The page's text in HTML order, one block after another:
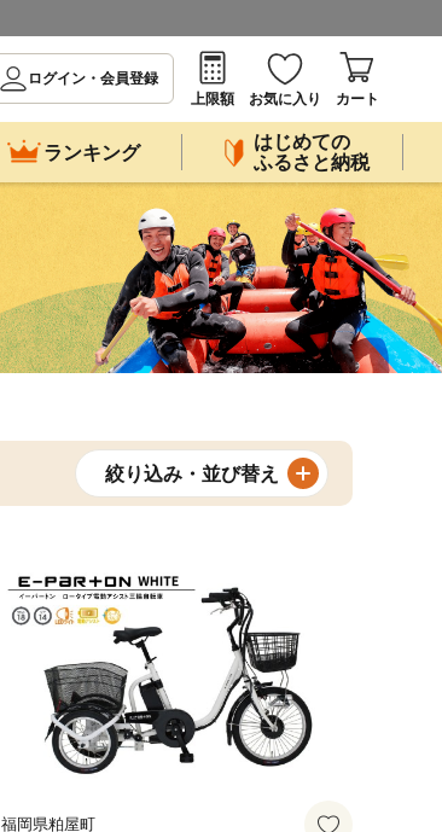
ログイン・会員登録
上限額
お気に入り カート
ランキング
はじめての
ふるさと納税
絞り込み・並び替え
福岡県粕屋町